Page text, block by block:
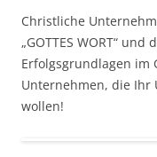
Christliche
„GOTTES WORT“
Erfolgsgrundlagen im
Unternehmen, die Ihr
wollen!